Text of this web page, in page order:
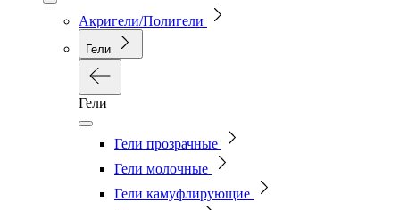
Акригели/Полигели
Гели
Гели
Гели прозрачные
Гели молочные
Гели камуфлирующие